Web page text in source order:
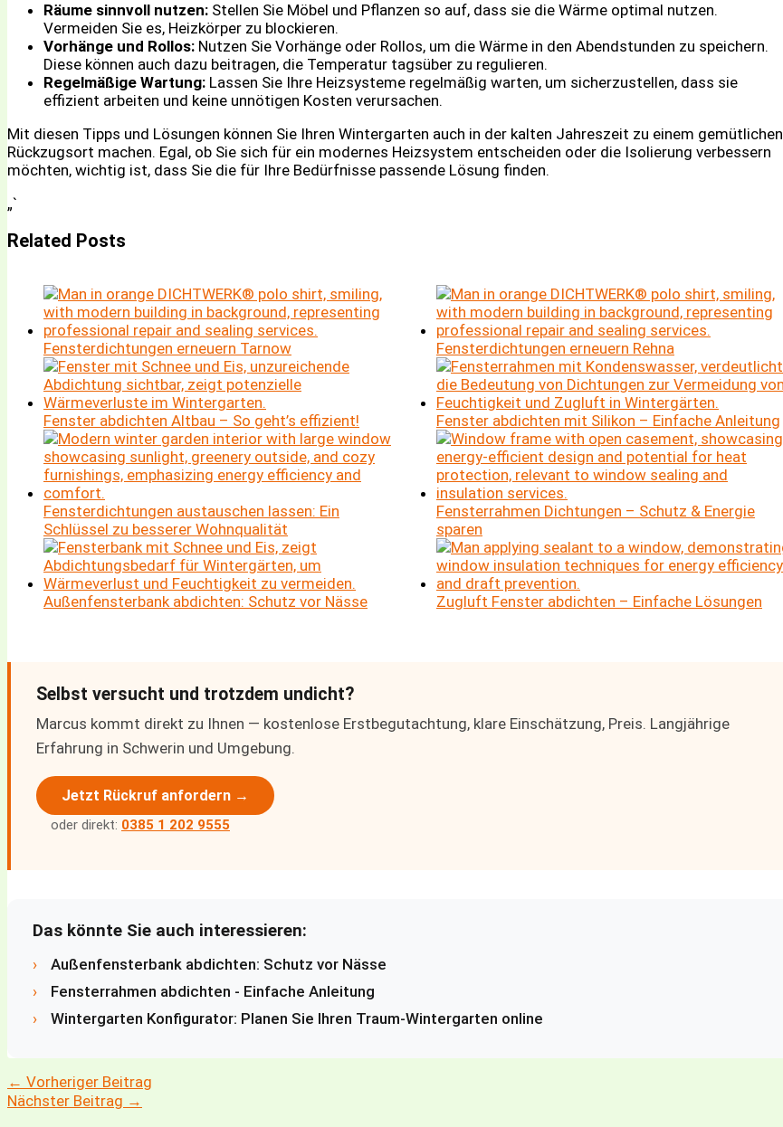
Räume sinnvoll nutzen: Stellen Sie Möbel und Pflanzen so auf, dass sie die Wärme optimal nutzen.
Vermeiden Sie es, Heizkörper zu blockieren.
Vorhänge und Rollos: Nutzen Sie Vorhänge oder Rollos, um die Wärme in den Abendstunden zu speichern.
Diese können auch dazu beitragen, die Temperatur tagsüber zu regulieren.
Regelmäßige Wartung: Lassen Sie Ihre Heizsysteme regelmäßig warten, um sicherzustellen, dass sie
effizient arbeiten und keine unnötigen Kosten verursachen.
Mit diesen Tipps und Lösungen können Sie Ihren Wintergarten auch in der kalten Jahreszeit zu einem gemütlichen
Rückzugsort machen. Egal, ob Sie sich für ein modernes Heizsystem entscheiden oder die Isolierung verbessern
möchten, wichtig ist, dass Sie die für Ihre Bedürfnisse passende Lösung finden.
„`
Related Posts
Fensterdichtungen erneuern Tarnow
Fenster abdichten Altbau – So geht’s effizient!
Fensterdichtungen austauschen lassen: Ein
Schlüssel zu besserer Wohnqualität
Außenfensterbank abdichten: Schutz vor Nässe
Fensterdichtungen erneuern Rehna
Fenster abdichten mit Silikon – Einfache Anleitung
Fensterrahmen Dichtungen – Schutz & Energie
sparen
Zugluft Fenster abdichten – Einfache Lösungen
Selbst versucht und trotzdem undicht?
Marcus kommt direkt zu Ihnen — kostenlose Erstbegutachtung, klare Einschätzung, Preis. Langjährige
Erfahrung in Schwerin und Umgebung.
Jetzt Rückruf anfordern →
oder direkt: 0385 1 202 9555
Das könnte Sie auch interessieren:
›
Außenfensterbank abdichten: Schutz vor Nässe
›
Fensterrahmen abdichten - Einfache Anleitung
›
Wintergarten Konfigurator: Planen Sie Ihren Traum-Wintergarten online
← Vorheriger Beitrag
Nächster Beitrag →